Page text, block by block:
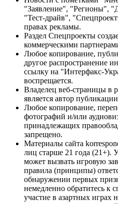
"Заявление", "Регионы",
"Тест-драйв",
правах рекламы.
Раздел Спецпроекты
коммерческими
Любое копирование,
другое распространение
ссылку на "Интерфакс-
воспрещается.
Владелец веб-страницы в
является автор
Любое копирование,
фотографий и/или
принадлежащих
запрещено.
Материалы сайта
лиц старше 21 года (21+).
может вызвать игровую
правила (принципы)
обнаружении первых
немедленно обратитесь к
участие в азартных играх